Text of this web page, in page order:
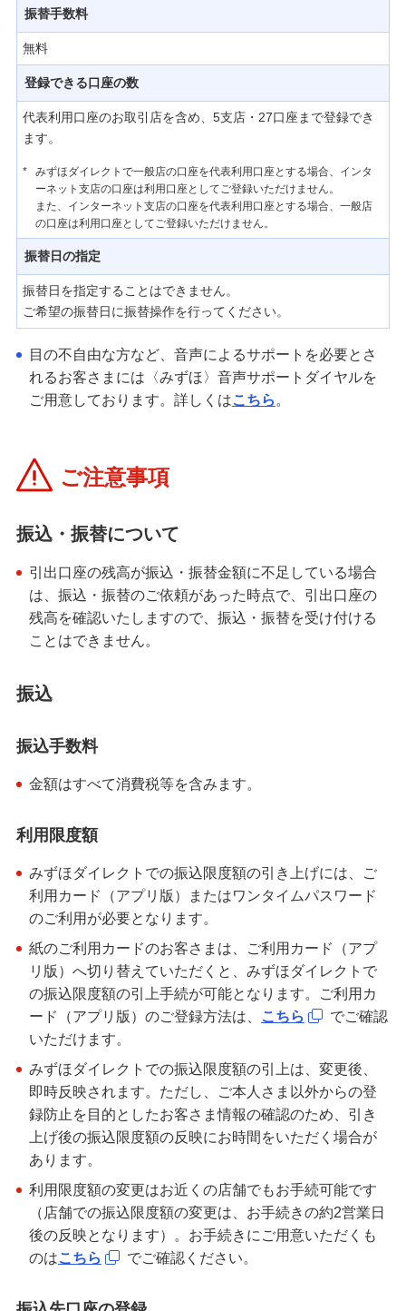
振替手数料
無料
登録できる口座の数
代表利用口座のお取引店を含め、5支店・27口座まで登録でき
ます。
*
みずほダイレクトで一般店の口座を代表利用口座とする場合、インタ
ーネット支店の口座は利用口座としてご登録いただけません。
また、インターネット支店の口座を代表利用口座とする場合、一般店
の口座は利用口座としてご登録いただけません。
振替日の指定
振替日を指定することはできません。
ご希望の振替日に振替操作を行ってください。
目の不自由な方など、音声によるサポートを必要とさ
れるお客さまには〈みずほ〉音声サポートダイヤルを
ご用意しております。詳しくはこちら 。
ご注意事項
振込・振替について
引出口座の残高が振込・振替金額に不足している場合
は、振込・振替のご依頼があった時点で、引出口座の
残高を確認いたしますので、振込・振替を受け付ける
ことはできません。
振込
振込手数料
金額はすべて消費税等を含みます。
利用限度額
みずほダイレクトでの振込限度額の引き上げには、ご
利用カード（アプリ版）またはワンタイムパスワード
のご利用が必要となります。
紙のご利用カードのお客さまは、ご利用カード（アプ
リ版）へ切り替えていただくと、みずほダイレクトで
の振込限度額の引上手続が可能となります。ご利用カ
ード（アプリ版）のご登録方法は、
こちら
でご確認
いただけます。
みずほダイレクトでの振込限度額の引上は、変更後、
即時反映されます。ただし、ご本人さま以外からの登
録防止を目的としたお客さま情報の確認のため、引き
上げ後の振込限度額の反映にお時間をいただく場合が
あります。
利用限度額の変更はお近くの店舗でもお手続可能です
（店舗での振込限度額の変更は、お手続きの約2営業日
後の反映となります）。お手続きにご用意いただくも
のはこちら でご確認ください。